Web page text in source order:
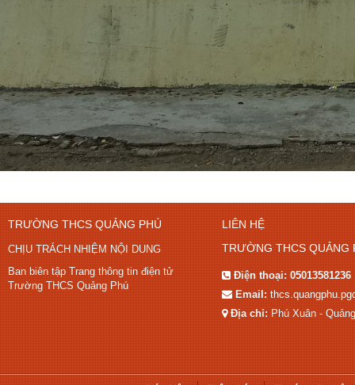
TRƯỜNG THCS QUẢNG PHÚ
CHỊU TRÁCH NHIỆM NỘI DUNG
Ban biên tập Trang thông tin điện tử
Trường THCS Quảng Phú
LIÊN HỆ
TRƯỜNG THCS QUẢNG
Điện thoại:05013581236
Email:
Địa chỉ:Phú Xuân -